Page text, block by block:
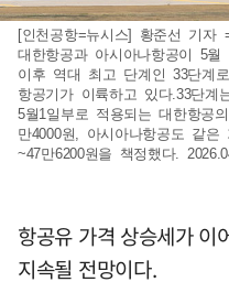
[인천공항=뉴시스] 황준선 기
대한항공과 아시아나항공이 5
이후 역대 최고 단계인 33단계
항공기가 이륙하고 있다.33단계
5월1일부로 적용되는 대한항공
만4000원, 아시아나항공도 같
~47만6200원을 책정했다.
항공유 가격 상승세가 이
지속될 전망이다.